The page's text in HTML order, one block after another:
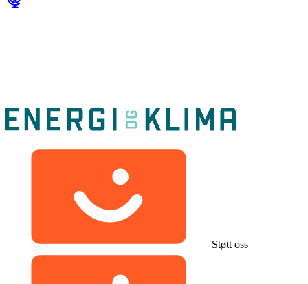
Støtt oss